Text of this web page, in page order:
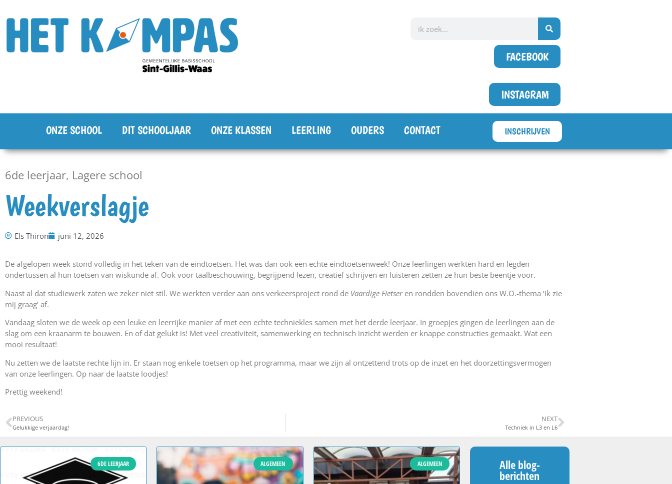
FACEBOOK
INSTAGRAM
ONZE SCHOOL DIT SCHOOLJAAR ONZE KLASSEN LEERLING OUDERS CONTACT INSCHRIJVEN
6de leerjaar, Lagere school
Weekverslagje
Els Thiron juni 12, 2026
De afgelopen week stond volledig in het teken van de eindtoetsen. Het was dan ook een echte eindtoetsenweek! Onze leerlingen werkten hard en legden
ondertussen al hun toetsen van wiskunde af. Ook voor taalbeschouwing, begrijpend lezen, creatief schrijven en luisteren zetten ze hun beste beentje voor.
Naast al dat studiewerk zaten we zeker niet stil. We werkten verder aan ons verkeersproject rond de Vaardige Fietseren rondden bovendien ons W.O.-thema ‘Ik zie
mij graag’ af.
Vandaag sloten we de week op een leuke en leerrijke manier af met een echte techniekles samen met het derde leerjaar. In groepjes gingen de leerlingen aan de
slag om een kraanarm te bouwen. En of dat gelukt is! Met veel creativiteit, samenwerking en technisch inzicht werden er knappe constructies gemaakt. Wat een
mooi resultaat!
Nu zetten we de laatste rechte lijn in. Er staan nog enkele toetsen op het programma, maar we zijn al ontzettend trots op de inzet en het doorzettingsvermogen
van onze leerlingen. Op naar de laatste loodjes!
Prettig weekend!
PREVIOUS
Gelukkige verjaardag!
NEXT
Techniek in L3 en L6
6DE LEERJAAR ALGEMEEN ALGEMEEN Alle blog-
berichten